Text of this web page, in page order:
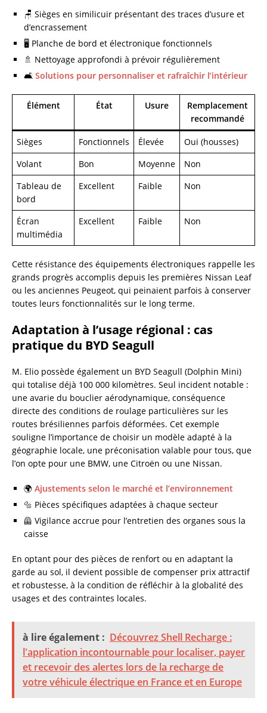
🪑 Sièges en similicuir présentant des traces d’usure et
d’encrassement
🖥️ Planche de bord et électronique fonctionnels
🚿 Nettoyage approfondi à prévoir régulièrement
🛋️ Solutions pour personnaliser et rafraîchir l’intérieur
Élément État Usure
Remplacement
recommandé
Sièges Fonctionnels Élevée
Oui (housses)
Volant
Bon Moyenne
Non
Tableau de
bord
Excellent Faible Non
Écran
multimédia
Excellent Faible Non
Cette résistance des équipements électroniques rappelle les
grands progrès accomplis depuis les premières Nissan Leaf
ou les anciennes Peugeot, qui peinaient parfois à conserver
toutes leurs fonctionnalités sur le long terme.
Adaptation à l’usage régional : cas
pratique du BYD Seagull
M. Elio possède également un BYD Seagull (Dolphin Mini)
qui totalise déjà 100 000 kilomètres. Seul incident notable :
une avarie du bouclier aérodynamique, conséquence
directe des conditions de roulage particulières sur les
routes brésiliennes parfois déformées. Cet exemple
souligne l’importance de choisir un modèle adapté à la
géographie locale, une préconisation valable pour tous, que
l’on opte pour une BMW, une Citroën ou une Nissan.
🌍 Ajustements selon le marché et l’environnement
🔩 Pièces spécifiques adaptées à chaque secteur
🦺 Vigilance accrue pour l’entretien des organes sous la
caisse
En optant pour des pièces de renfort ou en adaptant la
garde au sol, il devient possible de compenser prix attractif
et robustesse, à la condition de réfléchir à la globalité des
usages et des contraintes locales.
à lire également : Découvrez Shell Recharge :
l'application incontournable pour localiser, payer
et recevoir des alertes lors de la recharge de
votre véhicule électrique en France et en Europe